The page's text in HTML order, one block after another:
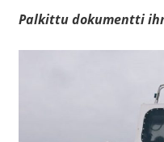
Palkittu dokumentti